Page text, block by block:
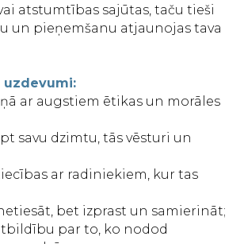
atstumtības sajūtas, taču tieši
un pieņemšanu atjaunojas tava
uzdevumi:
ar augstiem ētikas un morāles
savu dzimtu, tās vēsturi un
ar radiniekiem, kur tas
bet izprast un samierināt;
par to, ko nodod